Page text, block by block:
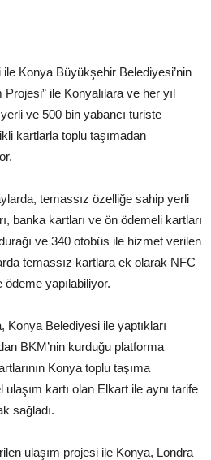
Konya Büyükşehir Belediyesi’nin
ile Konyalılara ve her yıl
ve 500 bin yabancı turiste
kartlarla toplu taşımadan
temassız özelliğe sahip yerli
banka kartları ve ön ödemeli kartları
ve 340 otobüs ile hizmet verilen
temassız kartlara ek olarak NFC
ödeme yapılabiliyor.
Konya Belediyesi ile yaptıkları
BKM’nin kurduğu platforma
Konya toplu taşıma
ulaşım kartı olan Elkart ile aynı tarife
sağladı.
ulaşım projesi ile Konya, Londra